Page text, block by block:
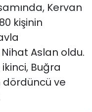
Kervan
kişinin
Aslan oldu.
Buğra
dördüncü ve